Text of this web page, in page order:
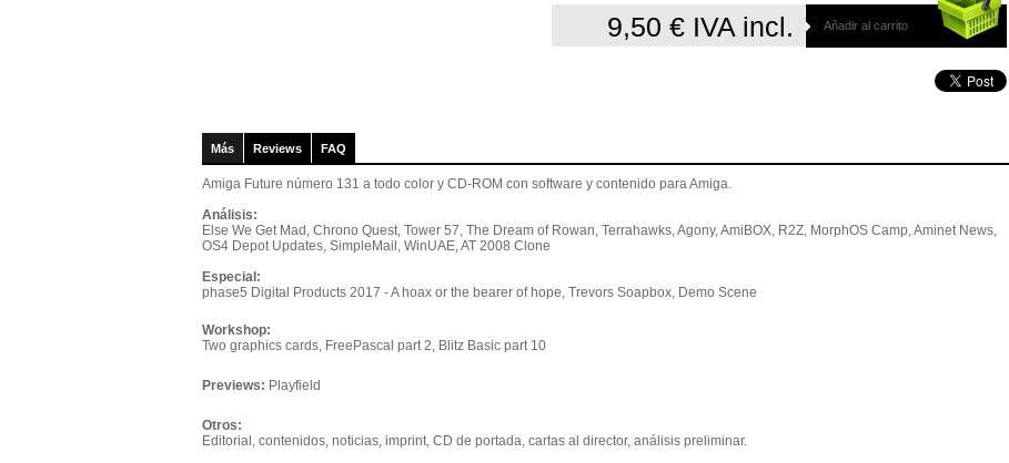
Añadir al carrito
9,50 € IVA incl.
Más Reviews FAQ
Amiga Future número 131 a todo color y CD-ROM con software y contenido para Amiga.
Análisis:
Else We Get Mad, Chrono Quest, Tower 57, The Dream of Rowan, Terrahawks, Agony, AmiBOX, R2Z, MorphOS Camp, Aminet News,
OS4 Depot Updates, SimpleMail, WinUAE, AT 2008 Clone
Especial:
phase5 Digital Products 2017 - A hoax or the bearer of hope, Trevors Soapbox, Demo Scene
Workshop:
Two graphics cards, FreePascal part 2, Blitz Basic part 10
Previews: Playfield
Otros:
Editorial, contenidos, noticias, imprint, CD de portada, cartas al director, análisis preliminar.